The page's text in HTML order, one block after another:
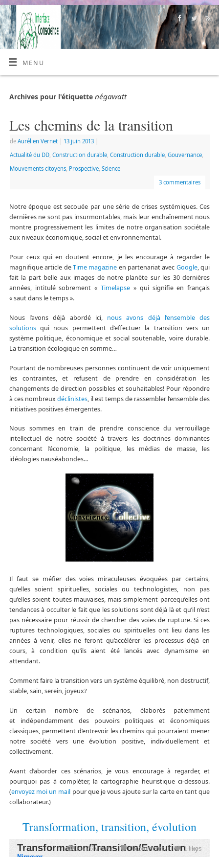
MENU
Archives pour l'étiquette négawatt
Les chemins de la transition
de Aurélien Vernet 13 juin 2013
Actualité du DD, Construction durable, Construction durable, Gouvernance,
Mouvements citoyens, Prospective, Science
3 commentaires
Notre époque est secouée par une série de crises systémiques. Ces
dernières ne sont pas insurmontables, mais leur enchaînement nous
montre progressivement les limites de notre organisation sociétale
aux niveaux économique, social et environnemental.
Pour ceux qui en doutent encore, je les encourage à regarder le
magnifique article deTime magazine en partenariat avec Google, qui
fait la part belle aux images de notre planète sur les 30 dernières
années, intitulé sobrement «Timelapse » qui signifie en français
« saut dans le temps ».
Nous l’avons déjà abordé ici, nous avons déjà l’ensemble des
solutionsqui nous permettent d’effectuer la transition vers un
système politique, économique et social soutenable, voire durable.
La transition écologique en somme…
Pourtant de nombreuses personnes continuent de voir uniquement
les contraintes, et refusent de prendre en considération les
changements de direction possibles et souhaitables! Pour répondre
à ces nombreuxdéclinistes, il est temps de rassembler l’ensemble des
initiatives positives émergentes.
Nous sommes en train de prendre conscience du verrouillage
intellectuel de notre société à travers les doctrines dominantes
concernant l’économie, la politique, les médias de masse, les
idéologies nauséabondes…
Il faut se méfier des voies miraculeuses évoquées par certains,
qu’elles soient spirituelles, sociales ou technologistes, non pas
qu’elles soient toutes mauvaises, mais simplement parcequ’elles ont
tendances à occulter le fait que les solutions sont déjà là et qu’il n’est
pas nécessaire pour réussir de chercher des voies de rupture. Si ces
ruptures technologiques, sociales ou spirituelles ont lieu dans les
années à venir, elles ne feront qu’accélérer les processus déjà en
cours, à condition qu’ils aient été lancés avec dynamisme en
attendant.
Comment faire la transition vers un système équilibré, non destructif,
stable, sain, serein, joyeux?
Un certain nombre de scénarios, élaborés patiemment
et indépendamment des pouvoirs politiques et économiques
classiques, permettent d’entrevoir les chemins qui pourraient mener
notre société vers une évolution positive, individuellement et
collectivement.
Avant d’aborder ces scénarios, je vous encourage à regarder, et
pourquoi pas à compléter, la cartographie heuristique ci-dessous.
(envoyez moi un mail pour que je vous ajoute sur la carte en tant que
collaborateur.)
Transformation, transition, évolution